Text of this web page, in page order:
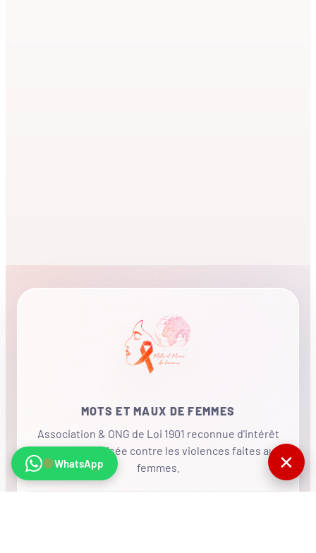
MOTS ET MAUX DE FEMMES
Association & ONG de Loi 1901 reconnue d'intérêt
général, mobilisée contre les violences faites aux
femmes.
WhatsApp ✕